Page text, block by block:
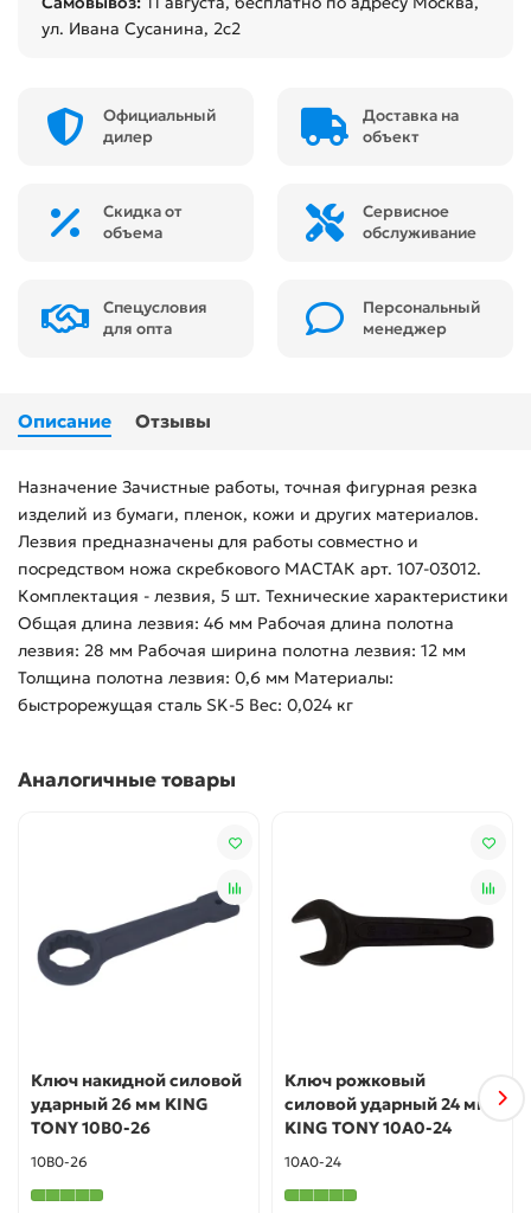
ул. Ивана Сусанина, 2с2
Официальный
дилер
Доставка на
объект
Скидка от
объема
Сервисное
обслуживание
Спецусловия
для опта
Персональный
менеджер
Описание Отзывы
Назначение Зачистные работы, точная фигурная резка
изделий из бумаги, пленок, кожи и других материалов.
Лезвия предназначены для работы совместно и
посредством ножа скребкового МАСТАК арт. 107-03012.
Комплектация - лезвия, 5 шт. Технические характеристики
Общая длина лезвия: 46 мм Рабочая длина полотна
лезвия: 28 мм Рабочая ширина полотна лезвия: 12 мм
Толщина полотна лезвия: 0,6 мм Материалы:
быстрорежущая сталь SK-5 Вес: 0,024 кг
Аналогичные товары
Ключ накидной силовой
ударный 26 мм KING
TONY 10B0-26
10B0-26
Ключ рожковый
силовой ударный 24 мм
KING TONY 10A0-24
10A0-24